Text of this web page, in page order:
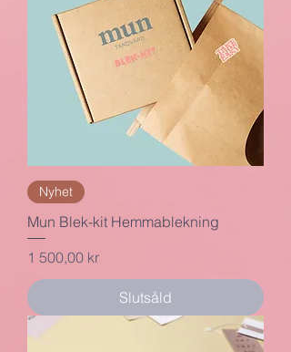
Nyhet
Mun Blek-kit Hemmablekning
Pris
1 500,00 kr
Slutsåld